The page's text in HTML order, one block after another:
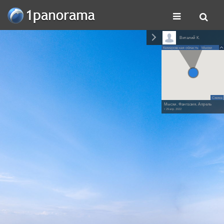
Виталий К.
Кемеровская область Мыски
Схема
Мыски. Фантазия. Апрель
• 29 апр. 2022